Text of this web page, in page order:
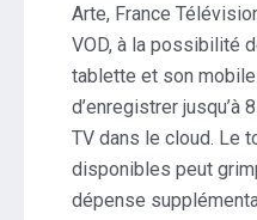
Arte, France
VOD, à la possibilité
tablette et son mobile
d’enregistrer jusqu’à
TV dans le cloud. Le
disponibles peut
dépense